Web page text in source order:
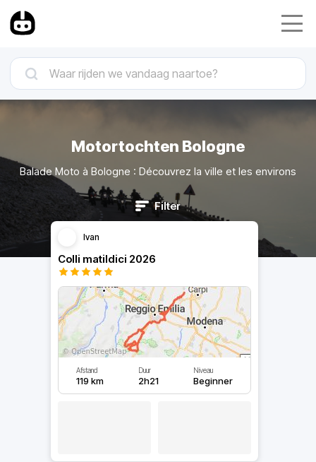
Motortochten Bologne
Balade Moto à Bologne : Découvrez la ville et les environs
Filter
Ivan
Colli matildici 2026
Afstand
119 km
Duur
2h21
Niveau
Beginner